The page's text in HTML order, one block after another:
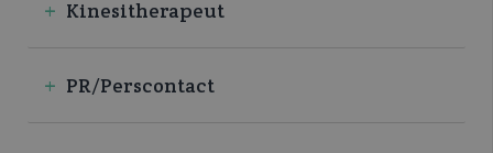
Kinesitherapeut
PR/Perscontact